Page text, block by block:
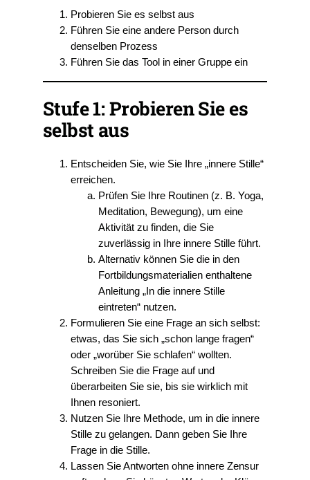
Probieren Sie es selbst aus
Führen Sie eine andere Person durch
denselben Prozess
Führen Sie das Tool in einer Gruppe ein
Stufe 1: Probieren Sie es
selbst aus
Entscheiden Sie, wie Sie Ihre „innere Stille“
erreichen.
Prüfen Sie Ihre Routinen (z. B. Yoga,
Meditation, Bewegung), um eine
Aktivität zu finden, die Sie
zuverlässig in Ihre innere Stille führt.
Alternativ können Sie die in den
Fortbildungsmaterialien enthaltene
Anleitung „In die innere Stille
eintreten“ nutzen.
Formulieren Sie eine Frage an sich selbst:
etwas, das Sie sich „schon lange fragen“
oder „worüber Sie schlafen“ wollten.
Schreiben Sie die Frage auf und
überarbeiten Sie sie, bis sie wirklich mit
Ihnen resoniert.
Nutzen Sie Ihre Methode, um in die innere
Stille zu gelangen. Dann geben Sie Ihre
Frage in die Stille.
Lassen Sie Antworten ohne innere Zensur